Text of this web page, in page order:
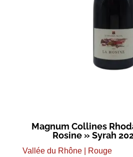
Magnum Collines
Rosine » Syrah
Vallée du Rhône | Rouge